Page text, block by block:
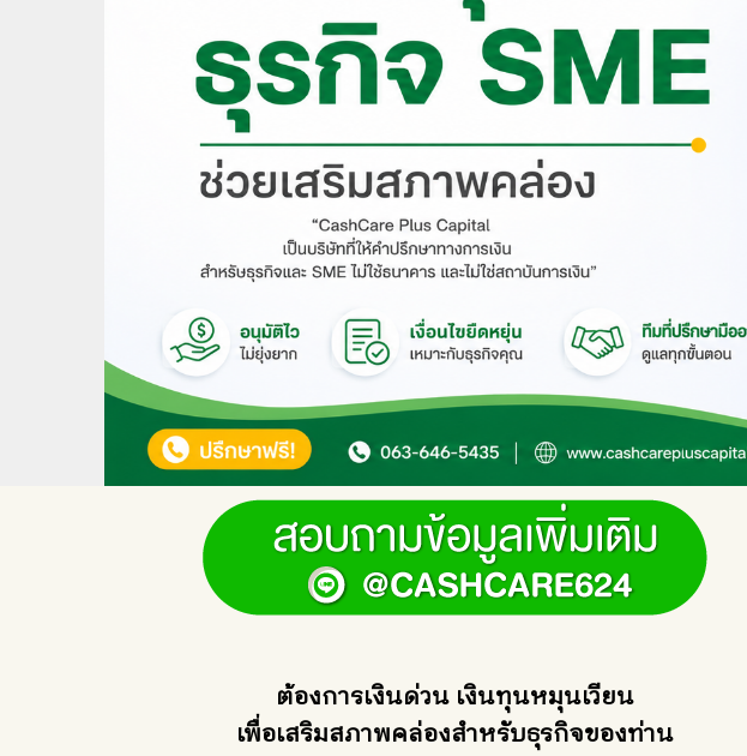
ต้องการเงินด่วน เงินทุนหมุนเวียน
เพื่อเสริมสภาพคล่องสำหรับธุรกิจของท่าน